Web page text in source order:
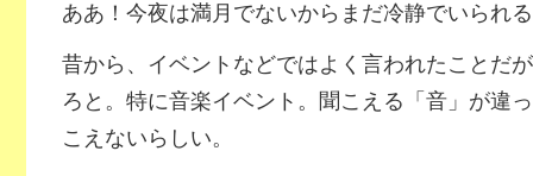
ああ！今夜は満月でないからまだ冷静でいられ
昔から、イベントなどではよく言われたことだ
ろと。特に音楽イベント。聞こえる「音」が違
こえないらしい。